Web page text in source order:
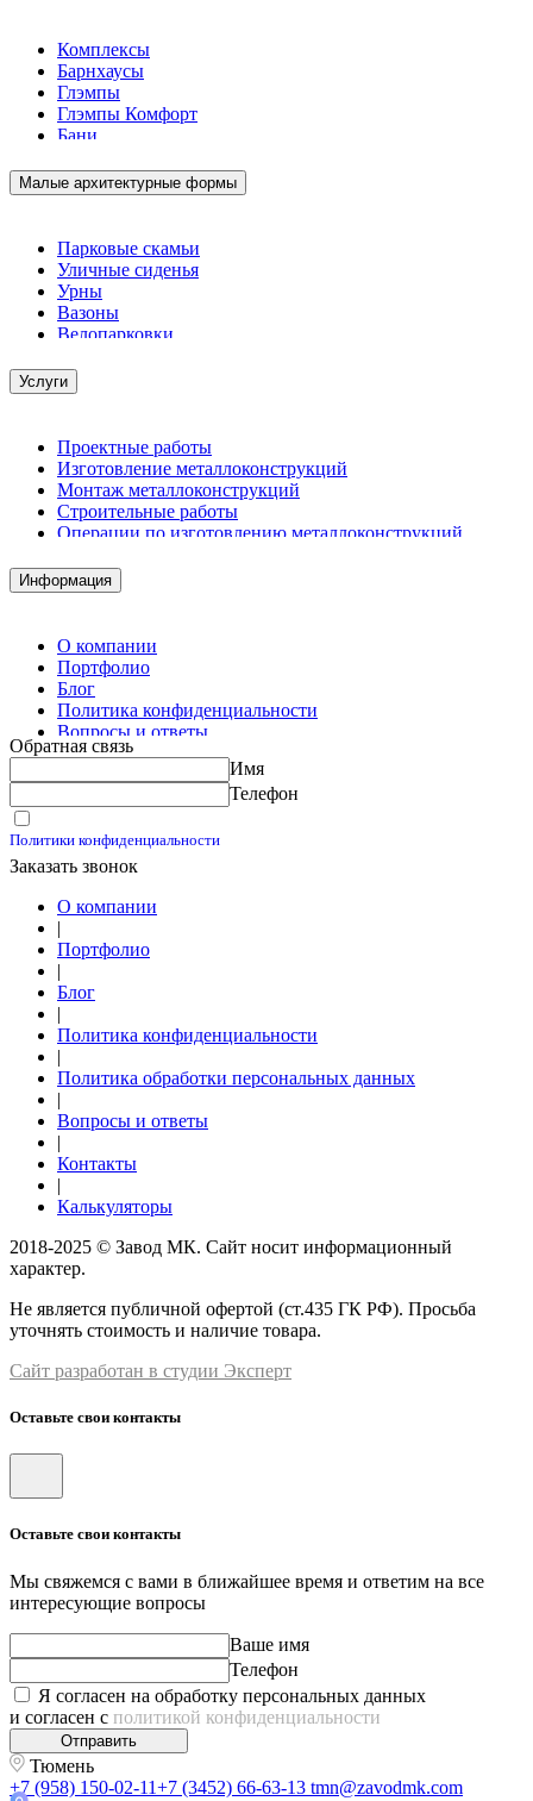
Комплексы
Барнхаусы
Глэмпы
Глэмпы Комфорт
Бани
Малые архитектурные формы
Парковые скамьи
Уличные сиденья
Урны
Вазоны
Велопарковки
Услуги
Проектные работы
Изготовление металлоконструкций
Монтаж металлоконструкций
Строительные работы
Операции по изготовлению металлоконструкций
Комплектация металлопроката
Изготовление винтовых свай
Информация
О компании
Портфолио
Блог
Политика конфиденциальности
Вопросы и ответы
Контакты
Обратная связь
Имя
Телефон
Политики конфиденциальности
Заказать звонок
О компании
|
Портфолио
|
Блог
|
Политика конфиденциальности
|
Политика обработки персональных данных
|
Вопросы и ответы
|
Контакты
|
Калькуляторы
2018-2025 © Завод МК. Сайт носит информационный
характер.
Не является публичной офертой (ст.435 ГК РФ). Просьба
уточнять стоимость и наличие товара.
Сайт разработан в студии Эксперт
Оставьте свои контакты
Оставьте свои контакты
Мы свяжемся с вами в ближайшее время и ответим на все
интересующие вопросы
Ваше имя
Телефон
Я согласен на обработку персональных данных
и согласен с политикой конфиденциальности
Отправить
Тюмень
+7 (958) 150-02-11+7 (3452) 66-63-13 tmn@zavodmk.com